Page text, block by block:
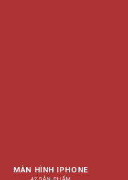
MÀN HÌNH IPHONE